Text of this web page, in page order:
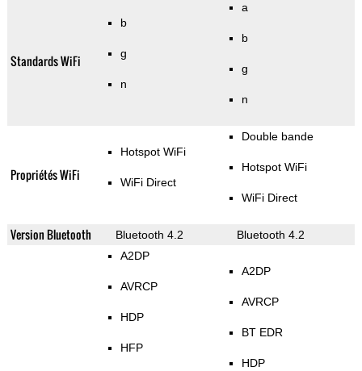
Standards WiFi
b
g
n
a
b
g
n
Propriétés WiFi
Hotspot WiFi
WiFi Direct
Double bande
Hotspot WiFi
WiFi Direct
Version Bluetooth Bluetooth 4.2 Bluetooth 4.2
A2DP
AVRCP
HDP
HFP
A2DP
AVRCP
BT EDR
HDP